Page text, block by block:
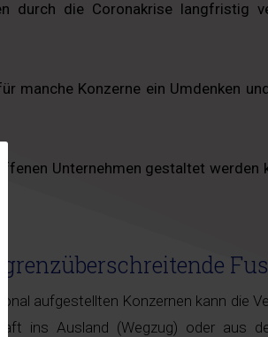
durch die Coronakrise langfristig
manche Konzerne ein Umdenken
Unternehmen gestaltet werden
aufgestellten Konzernen kann die
ins Ausland (Wegzug) oder aus